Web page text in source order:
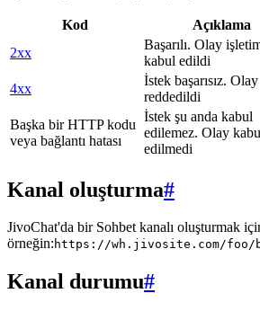
Kod Açıklama
2xx
Başarılı. Olay
kabul edildi
4xx
İstek başarısız. Olay
reddedildi
Başka bir HTTP kodu
veya bağlantı hatası
İstek şu anda kabul
edilemez. Olay
edilmedi
Kanal oluşturma#
JivoChat'da bir Sohbet kanalı oluşturmak
örneğin: https://wh.jivosite.com/foo/
Kanal durumu#